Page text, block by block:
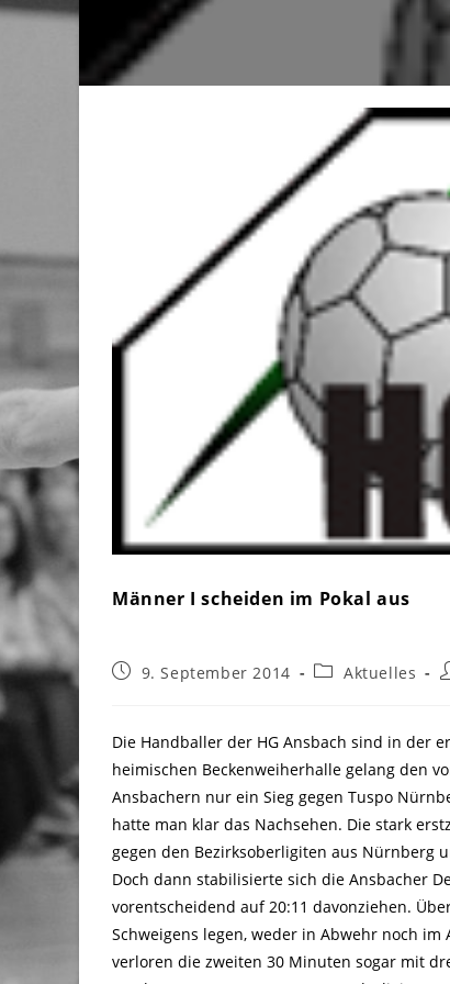
Männer I scheiden im Pokal aus
Beitrag9. September 2014
Beitrags-
Aktuelles
Die Handballer der HG Ansbach sind in der
heimischen Beckenweiherhalle gelang den
Ansbachern nur ein Sieg gegen Tuspo
hatte man klar das Nachsehen. Die stark
gegen den Bezirksoberligiten aus Nürnberg
Doch dann stabilisierte sich die Ansbacher
vorentscheidend auf 20:11 davonziehen.
Schweigens legen, weder in Abwehr noch
verloren die zweiten 30 Minuten sogar mit